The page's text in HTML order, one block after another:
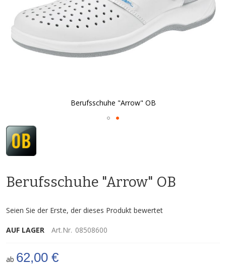
Berufsschuhe "Arrow" OB
Zum
Anfang
der
Berufsschuhe "Arrow" OB
Seien Sie der Erste, der dieses Produkt bewertet
AUF LAGER Art.Nr. 08508600
ab 62,00 €